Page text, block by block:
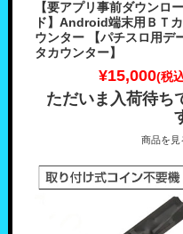
【要アプリ事前ダウンロー
ド】Android端末用ＢＴカ
ウンター 【パチスロ用デ
タカウンター】
¥15,000(税
ただいま入荷待ち
商品を見